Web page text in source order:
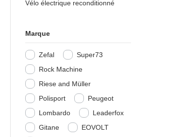
Vélo électrique reconditionné
Marque
Zefal
Super73
Rock Machine
Riese and Müller
Polisport
Peugeot
Lombardo
Leaderfox
Gitane
EOVOLT